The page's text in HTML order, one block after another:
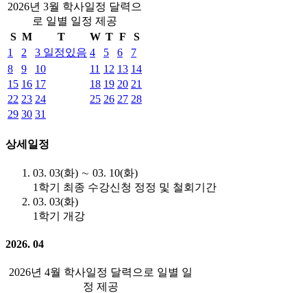
2026년 3월 학사일정 달력으
로 일별 일정 제공
S M T W T F
S
1
2 3 일정있음 4 5 6
7
8
9 10 11 12 13 14
15 16 17 18 19 20 21
22 23 24 25 26 27 28
29 30 31
상세일정
03. 03(화) ∼ 03. 10(화)
1학기 최종 수강신청 정정 및 철회기간
03. 03(화)
1학기 개강
2026. 04
2026년 4월 학사일정 달력으로 일별 일
정 제공